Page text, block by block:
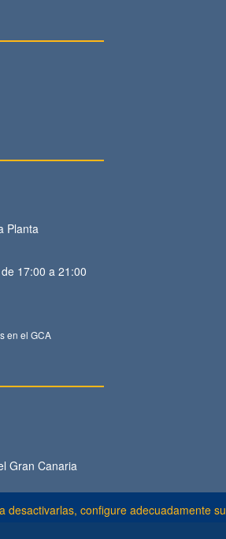
desactivarlas, configure adecuadamente su
Planta
17:00 a 21:00
en el GCA
Gran Canaria